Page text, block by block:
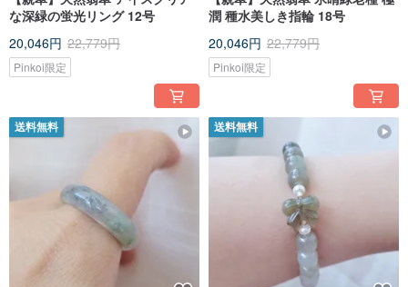
な深緑の蛍光リング 12号
20,046円 22,779円
Pinkoi限定
潤 種水美しき指輪 18号
20,046円 22,779円
Pinkoi限定
送料無料 送料無料